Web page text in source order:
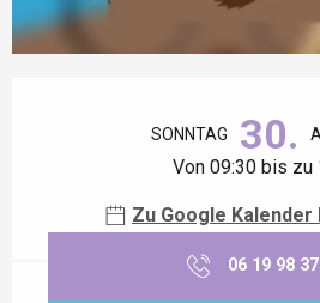
SONNTAG 30.
Von 09:30 bis zu
Zu Google
06 19 98 37